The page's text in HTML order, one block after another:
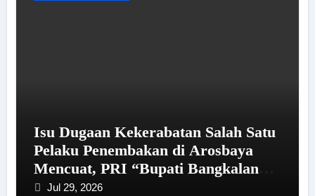
Isu Dugaan Kekerabatan Salah Satu
Pelaku Penembakan di Arosbaya
Mencuat, PRI “Bupati Bangkalan
Perlu Berikan Penjelasan kepada
Jul 29, 2026